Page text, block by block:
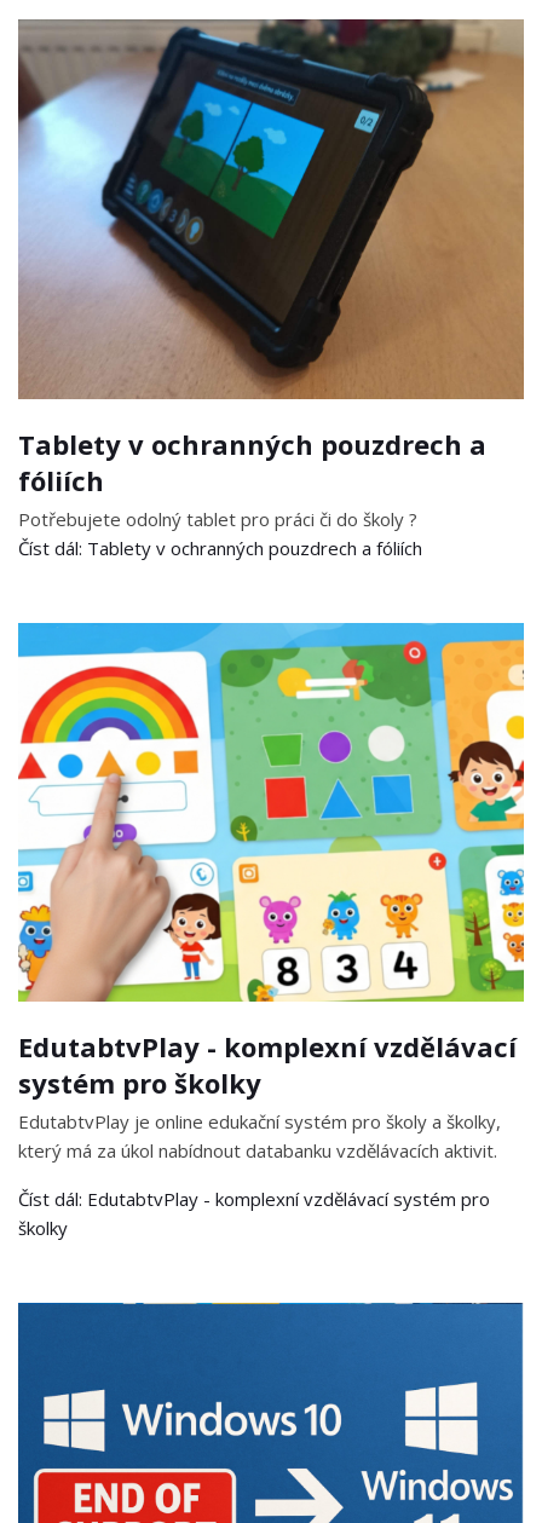
Tablety v ochranných pouzdrech a
fóliích
Potřebujete odolný tablet pro práci či do školy ?
Číst dál: Tablety v ochranných pouzdrech a fóliích
EdutabtvPlay - komplexní vzdělávací
systém pro školky
EdutabtvPlay je online edukační systém pro školy a školky,
který má za úkol nabídnout databanku vzdělávacích aktivit.
Číst dál: EdutabtvPlay - komplexní vzdělávací systém pro
školky